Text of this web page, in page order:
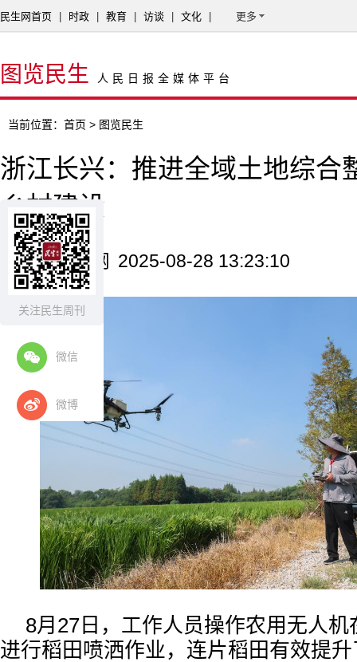
关注民生周刊
微信
微博
民生网首页 时政 教育 访谈 文化 更多
图览民生 人民日报全媒体平台
当前位置： 首页 > 图览民生
浙江长兴：推进全域土地综合
乡村建设
来源：新华网 2025-08-28 13:23:10
8月27日，工作人员操作农用无人
进行稻田喷洒作业，连片稻田有效提